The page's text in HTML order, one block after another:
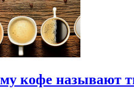
кофе называют